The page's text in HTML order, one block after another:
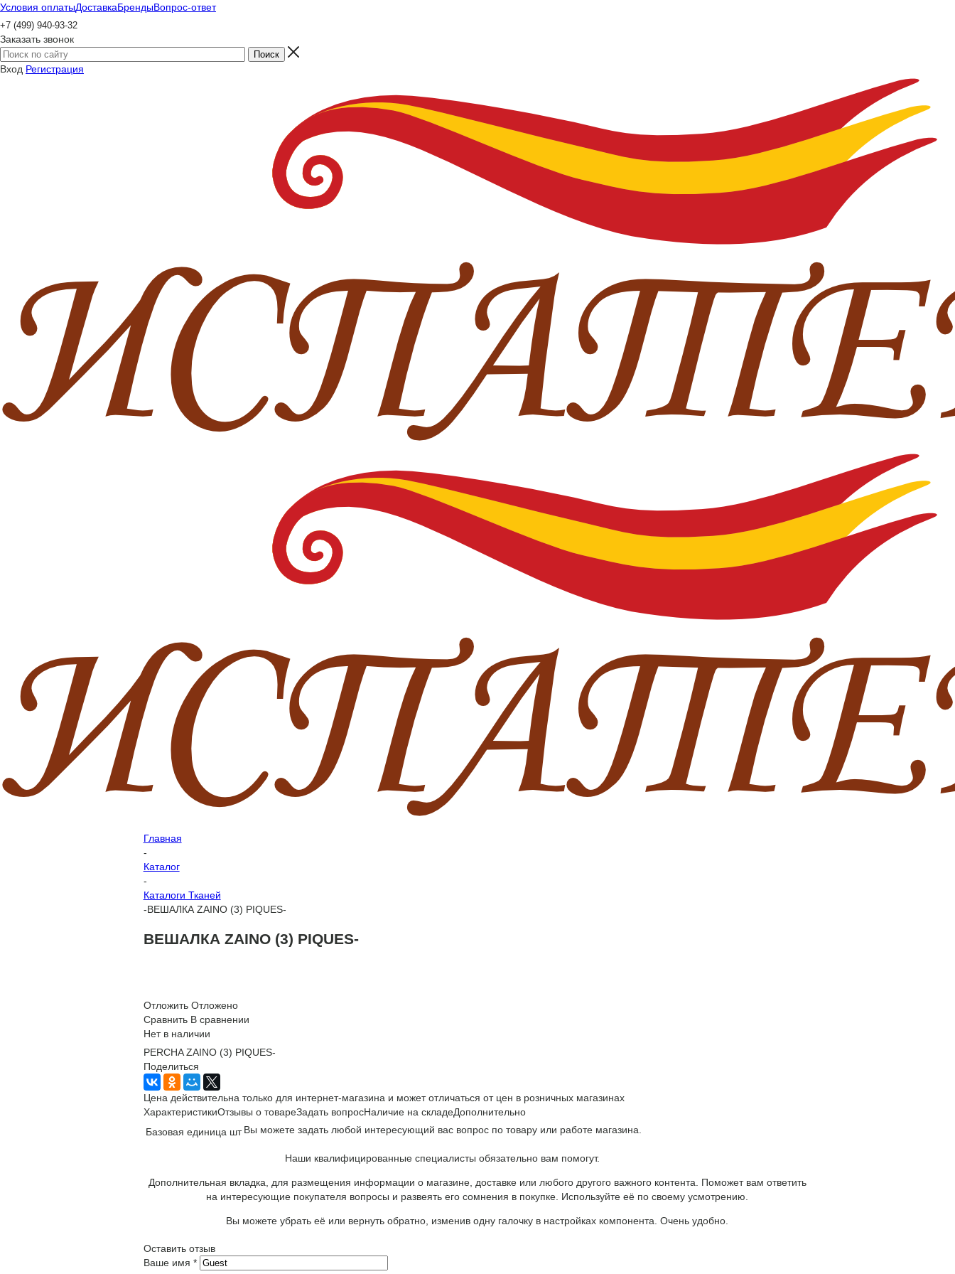
Условия оплатыДоставкаБрендыВопрос-ответ
+7 (499) 940-93-32
Заказать звонок
Вход Регистрация
Главная
-
Каталог
-
Каталоги Тканей
-ВЕШАЛКА ZAINO (3) PIQUES-
ВЕШАЛКА ZAINO (3) PIQUES-
Отложить Отложено
Сравнить В сравнении
Нет в наличии
PERCHA ZAINO (3) PIQUES-
Поделиться
Цена действительна только для интернет-магазина и может отличаться от цен в розничных магазинах
ХарактеристикиОтзывы о товареЗадать вопросНаличие на складеДополнительно
Базовая единица шт Вы можете задать любой интересующий вас вопрос по товару или работе магазина.
Наши квалифицированные специалисты обязательно вам помогут.
Дополнительная вкладка, для размещения информации о магазине, доставке или любого другого важного контента. Поможет вам ответить
на интересующие покупателя вопросы и развеять его сомнения в покупке. Используйте её по своему усмотрению.
Вы можете убрать её или вернуть обратно, изменив одну галочку в настройках компонента. Очень удобно.
Оставить отзыв
Ваше имя *